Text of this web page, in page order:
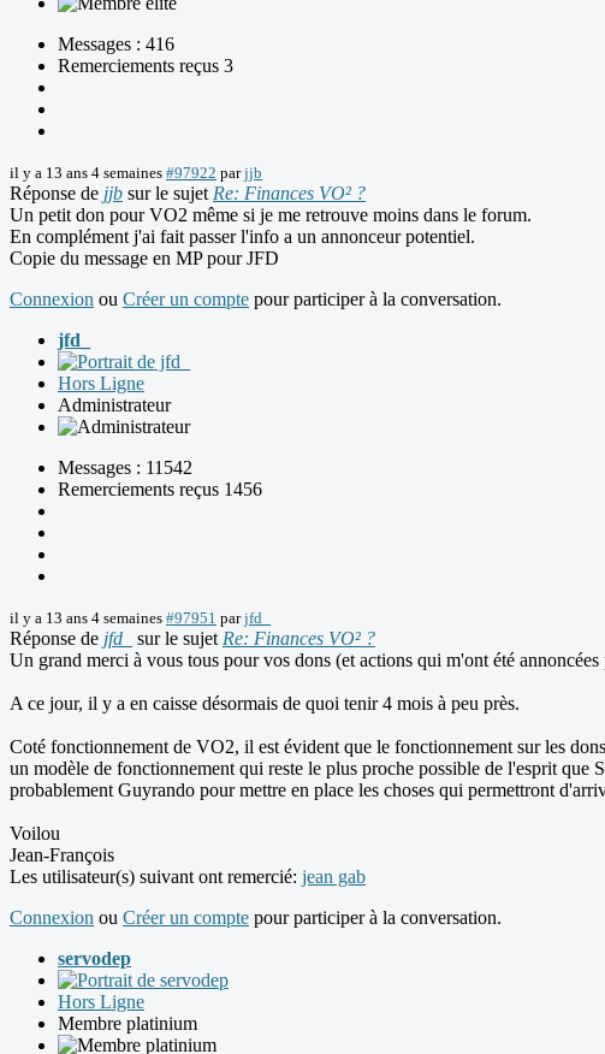
Messages : 416
Remerciements reçus 3
il y a 13 ans 4 semaines #97922 parjjb
Réponse de jjb sur le sujet Re: Finances VO² ?
Un petit don pour VO2 même si je me retrouve moins dans le forum.
En complément j'ai fait passer l'info a un annonceur potentiel.
Copie du message en MP pour JFD
Connexion ou Créer un compte pour participer à la conversation.
jfd_
Hors Ligne
Administrateur
Messages : 11542
Remerciements reçus 1456
il y a 13 ans 4 semaines #97951 parjfd_
Réponse de jfd_ sur le sujet Re: Finances VO² ?
Un grand merci à vous tous pour vos dons (et actions qui m'ont été
A ce jour, il y a en caisse désormais de quoi tenir 4 mois à peu près.
Coté fonctionnement de VO2, il est évident que le fonctionnement sur les
un modèle de fonctionnement qui reste le plus proche possible de l'esprit
probablement Guyrando pour mettre en place les choses qui permettront
Voilou
Jean-François
Les utilisateur(s) suivant ont remercié: jean gab
Connexion ou Créer un compte pour participer à la conversation.
servodep
Hors Ligne
Membre platinium